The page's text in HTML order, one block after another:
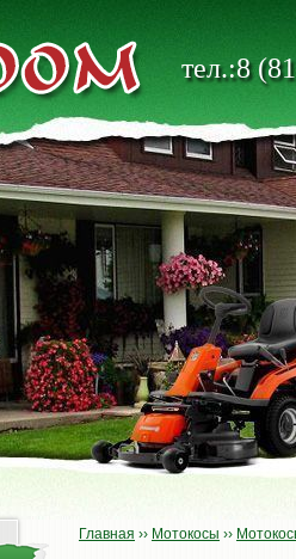
тел.:8
Главная ›› Мотокосы ››